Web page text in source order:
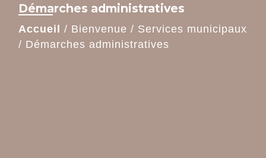
Démarches administratives
Accueil / Bienvenue / Services municipaux
/ Démarches administratives